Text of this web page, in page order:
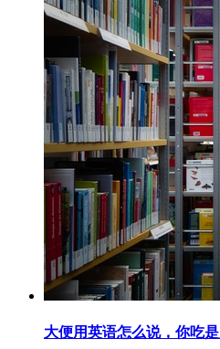
大便用英语怎么说，你吃